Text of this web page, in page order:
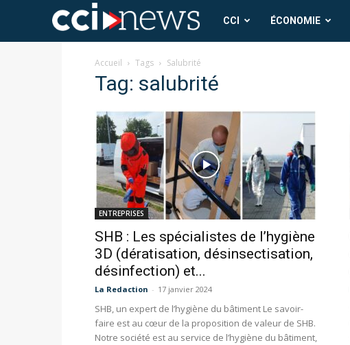
CCICCI ÉCONOMIE
Accueil Tags Salubrité
Tag: salubrité
ENTREPRISES
SHB : Les spécialistes de l’hygiène
3D (dératisation, désinsectisation,
désinfection) et...
La Redaction - 17 janvier 2024
SHB, un expert de l’hygiène du bâtiment Le savoir-
faire est au cœur de la proposition de valeur de SHB.
Notre société est au service de l’hygiène du bâtiment,